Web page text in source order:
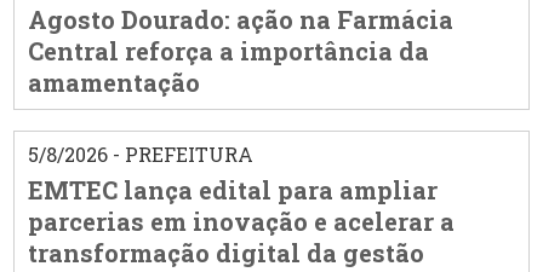
Agosto Dourado: ação na Farmácia
Central reforça a importância da
amamentação
5/8/2026 - PREFEITURA
EMTEC lança edital para ampliar
parcerias em inovação e acelerar a
transformação digital da gestão